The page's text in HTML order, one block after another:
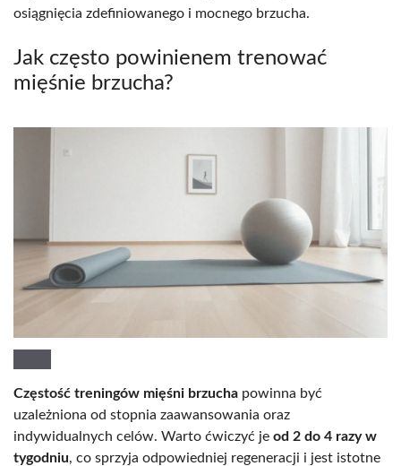
osiągnięcia zdefiniowanego i mocnego brzucha.
Jak często powinienem trenować
mięśnie brzucha?
Częstość treningów mięśni brzucha powinna być
uzależniona od stopnia zaawansowania oraz
indywidualnych celów. Warto ćwiczyć je od 2 do 4 razy w
tygodniu, co sprzyja odpowiedniej regeneracji i jest istotne